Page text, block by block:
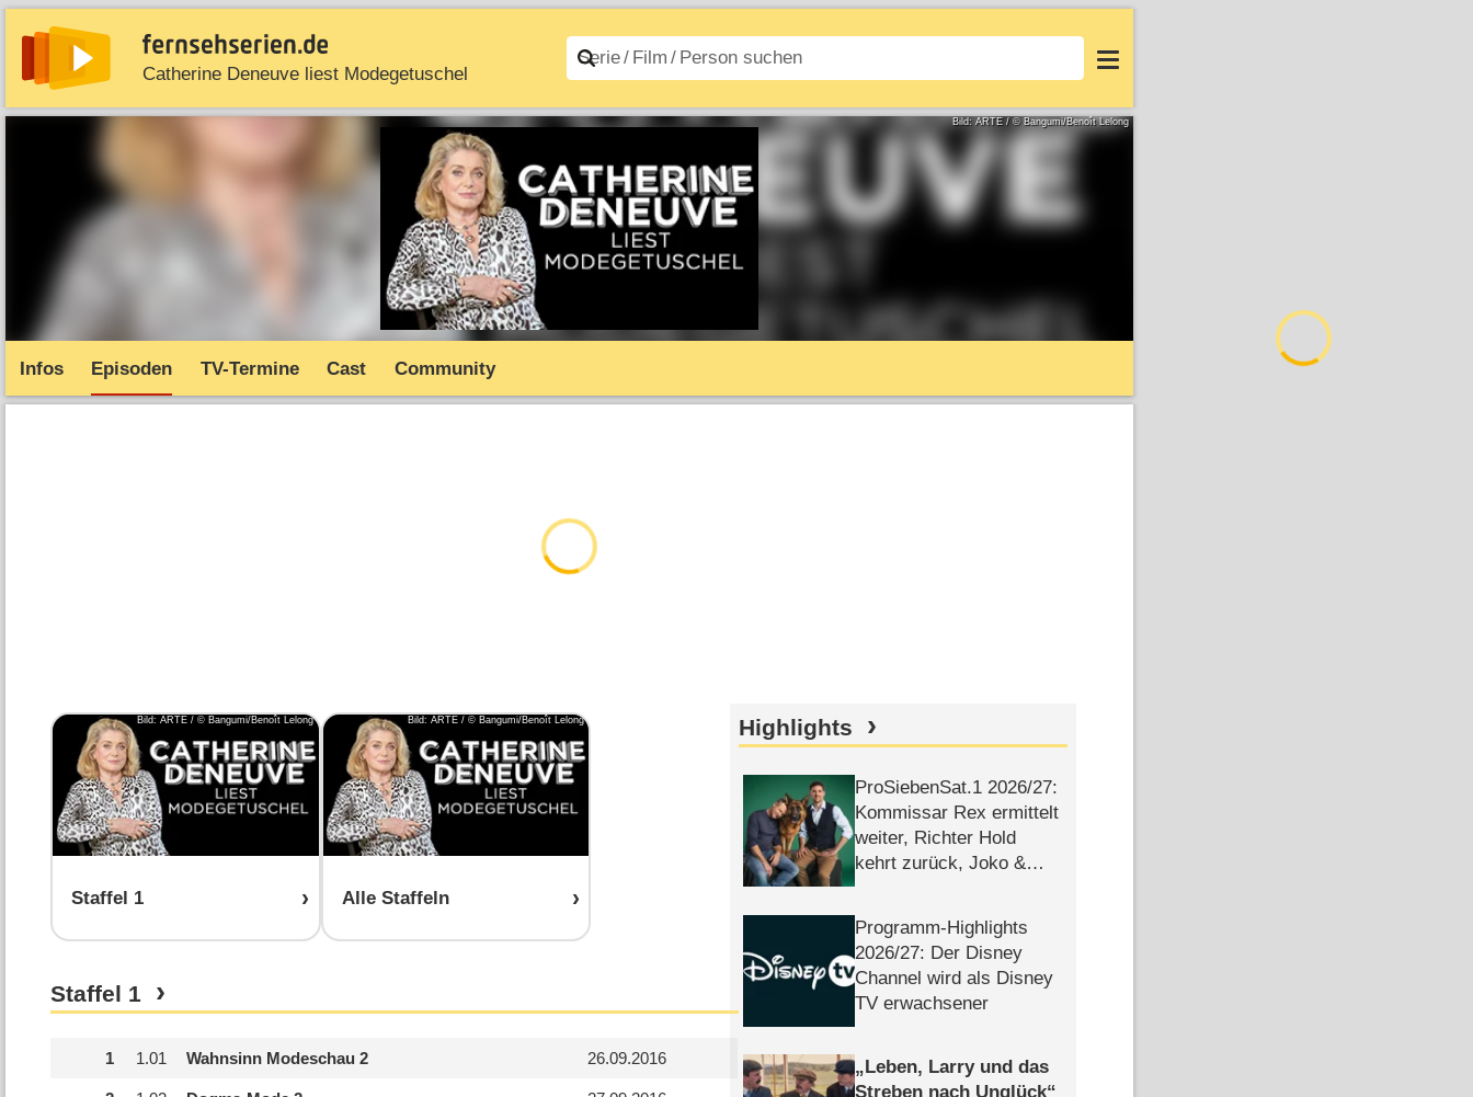
Catherine Deneuve liest Modegetuschel
News Entdecken Streaming TV-Starts Serien A–Z Filme A–Z Login
Bild: ARTE / © Bangumi/Benoît Lelong
Infos Episoden TV-Termine Cast Community
Bild: ARTE / © Bangumi/Benoît Lelong
Staffel 1
Bild: ARTE / © Bangumi/Benoît Lelong
Alle Staffeln
Staffel 1
1 1.01 Wahnsinn Modeschau 2 26.09.2016
Highlights
ProSiebenSat.1 2026/​27:
Kommissar Rex ermittelt
weiter, Richter Hold
kehrt zurück, Joko &
Programm-Highlights
2026/​27: Der Disney
Channel wird als Disney
TV erwachsener
Leben, Larry und das
Streben nach Unglück